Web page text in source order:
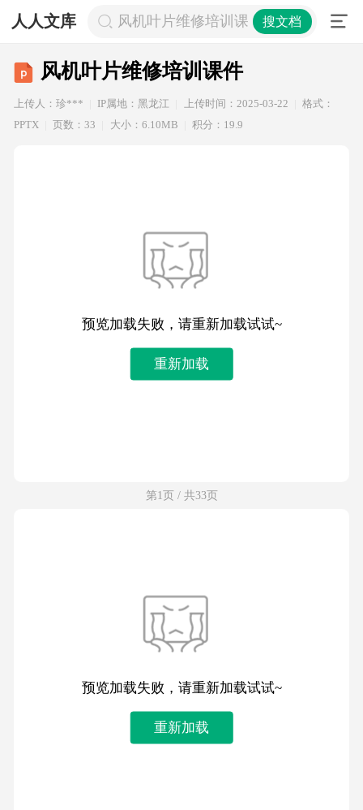
人人文库 风机叶片维修培训课件搜文档
风机叶片维修培训课件
上传人：珍*** IP属地：黑龙江 上传时间：2025-03-22
格式：
PPTX
页数：33 大小：6.10MB 积分：19.9
预览加载失败，请重新加载试试~
重新加载
第1页 / 共33页
预览加载失败，请重新加载试试~
重新加载